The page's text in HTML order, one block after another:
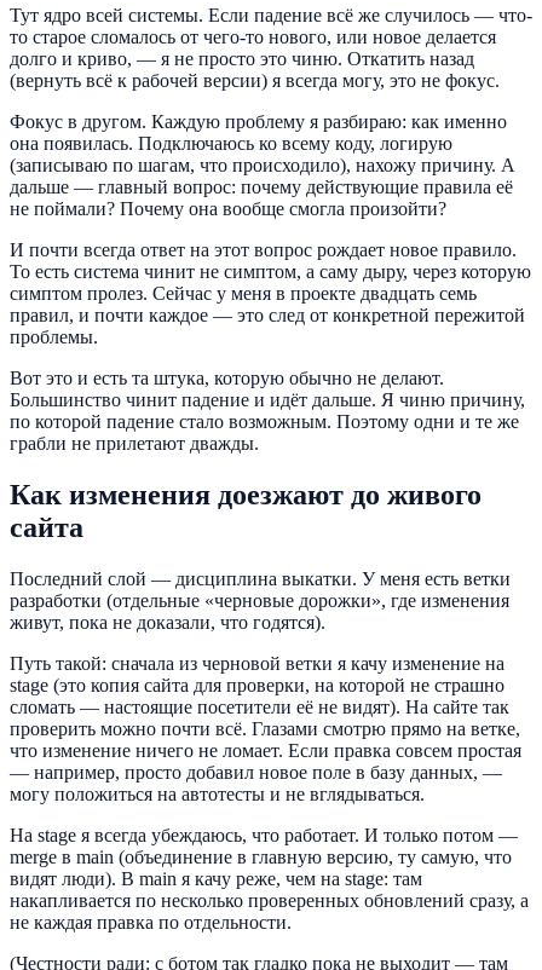
Тут ядро всей системы. Если падение всё же случилось — что-
то старое сломалось от чего-то нового, или новое делается
долго и криво, — я не просто это чиню. Откатить назад
(вернуть всё к рабочей версии) я всегда могу, это не фокус.
Фокус в другом. Каждую проблему я разбираю: как именно
она появилась. Подключаюсь ко всему коду, логирую
(записываю по шагам, что происходило), нахожу причину. А
дальше — главный вопрос: почему действующие правила её
не поймали? Почему она вообще смогла произойти?
И почти всегда ответ на этот вопрос рождает новое правило.
То есть система чинит не симптом, а саму дыру, через которую
симптом пролез. Сейчас у меня в проекте двадцать семь
правил, и почти каждое — это след от конкретной пережитой
проблемы.
Вот это и есть та штука, которую обычно не делают.
Большинство чинит падение и идёт дальше. Я чиню причину,
по которой падение стало возможным. Поэтому одни и те же
грабли не прилетают дважды.
Как изменения доезжают до живого
сайта
Последний слой — дисциплина выкатки. У меня есть ветки
разработки (отдельные «черновые дорожки», где изменения
живут, пока не доказали, что годятся).
Путь такой: сначала из черновой ветки я качу изменение на
stage (это копия сайта для проверки, на которой не страшно
сломать — настоящие посетители её не видят). На сайте так
проверить можно почти всё. Глазами смотрю прямо на ветке,
что изменение ничего не ломает. Если правка совсем простая
— например, просто добавил новое поле в базу данных, —
могу положиться на автотесты и не вглядываться.
На stage я всегда убеждаюсь, что работает. И только потом —
merge в main (объединение в главную версию, ту самую, что
видят люди). В main я качу реже, чем на stage: там
накапливается по несколько проверенных обновлений сразу, а
не каждая правка по отдельности.
(Честности ради: с ботом так гладко пока не выходит — там